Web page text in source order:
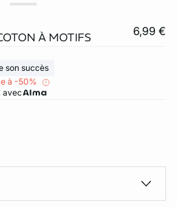
À MOTIFS 6,99 €
son succès
à -50%
avec